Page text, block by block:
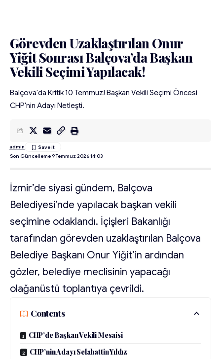
Görevden Uzaklaştırılan Onur
Yiğit Sonrası Balçova’da Başkan
Vekili Seçimi Yapılacak!
Balçova'da Kritik 10 Temmuz! Başkan Vekili Seçimi Öncesi
CHP'nin Adayı Netleşti.
Son Güncelleme 9 Temmuz 2026 14:03
admin
İzmir’de siyasi gündem, Balçova
Belediyesi’nde yapılacak başkan vekili
seçimine odaklandı. İçişleri Bakanlığı
tarafından görevden uzaklaştırılan Balçova
Belediye Başkanı Onur Yiğit’in ardından
gözler, belediye meclisinin yapacağı
olağanüstü toplantıya çevrildi.
Contents
CHP’de Başkan Vekili Mesaisi
CHP’nin Adayı Selahattin Yıldız